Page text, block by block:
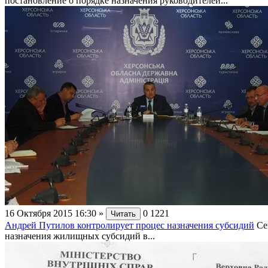
16 Октября 2015 16:30 » Читать 0 1221
Андрей Путилов контролирует процес назначения субсидий
назначения жилищных субсидий в...